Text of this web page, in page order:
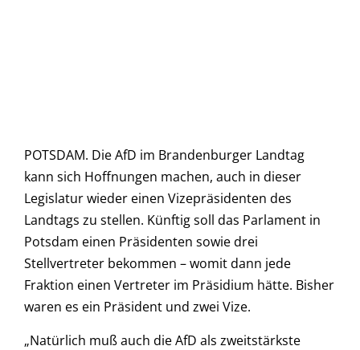
POTSDAM. Die AfD im Brandenburger Landtag
kann sich Hoffnungen machen, auch in dieser
Legislatur wieder einen Vizepräsidenten des
Landtags zu stellen. Künftig soll das Parlament in
Potsdam einen Präsidenten sowie drei
Stellvertreter bekommen – womit dann jede
Fraktion einen Vertreter im Präsidium hätte. Bisher
waren es ein Präsident und zwei Vize.
„Natürlich muß auch die AfD als zweitstärkste